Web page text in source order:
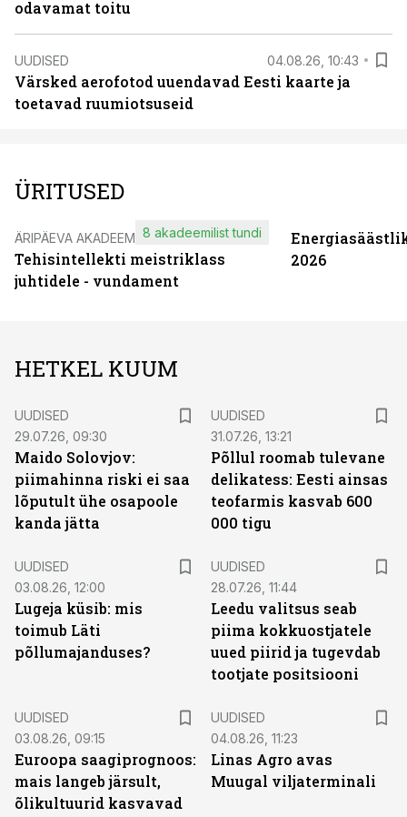
odavamat toitu
UUDISED 04.08.26, 10:43
Värsked aerofotod uuendavad Eesti kaarte ja
toetavad ruumiotsuseid
ÜRITUSED
ÄRIPÄEVA AKADEEMIA
Tehisintellekti meistriklass
juhtidele - vundament
8 akadeemilist tundi
2026
HETKEL KUUM
UUDISED
29.07.26, 09:30
Maido Solovjov:
piimahinna riski ei saa
lõputult ühe osapoole
kanda jätta
UUDISED
31.07.26, 13:21
Põllul roomab tulevane
delikatess: Eesti ainsas
teofarmis kasvab 600
000 tigu
UUDISED
03.08.26, 12:00
Lugeja küsib: mis
toimub Läti
põllumajanduses?
UUDISED
28.07.26, 11:44
Leedu valitsus seab
piima kokkuostjatele
uued piirid ja tugevdab
tootjate positsiooni
UUDISED
03.08.26, 09:15
Euroopa saagiprognoos:
mais langeb järsult,
õlikultuurid kasvavad
UUDISED
04.08.26, 11:23
Linas Agro avas
Muugal viljaterminali